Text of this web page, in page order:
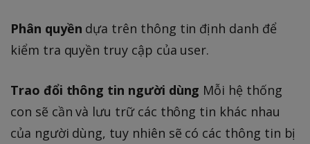
Phân quyền dựa trên thông tin định danh để
kiểm tra quyền truy cập của user.
Trao đổi thông tin người dùng Mỗi hệ thống
con sẽ cần và lưu trữ các thông tin khác nhau
của người dùng, tuy nhiên sẽ có các thông tin bị